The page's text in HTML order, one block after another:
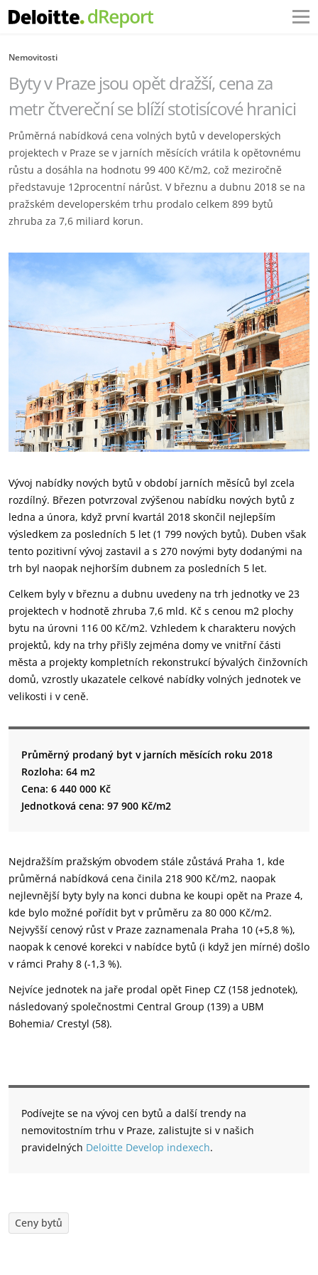
Nemovitosti
Byty v Praze jsou opět dražší, cena za
metr čtvereční se blíží stotisícové hranici
Průměrná nabídková cena volných bytů v developerských
projektech v Praze se v jarních měsících vrátila k opětovnému
růstu a dosáhla na hodnotu 99 400 Kč/m2, což meziročně
představuje 12procentní nárůst. V březnu a dubnu 2018 se na
pražském developerském trhu prodalo celkem 899 bytů
zhruba za 7,6 miliard korun.
Vývoj nabídky nových bytů v období jarních měsíců byl zcela
rozdílný. Březen potvrzoval zvýšenou nabídku nových bytů z
ledna a února, když první kvartál 2018 skončil nejlepším
výsledkem za posledních 5 let (1 799 nových bytů). Duben však
tento pozitivní vývoj zastavil a s 270 novými byty dodanými na
trh byl naopak nejhorším dubnem za posledních 5 let.
Celkem byly v březnu a dubnu uvedeny na trh jednotky ve 23
projektech v hodnotě zhruba 7,6 mld. Kč s cenou m2 plochy
bytu na úrovni 116 00 Kč/m2. Vzhledem k charakteru nových
projektů, kdy na trhy přišly zejména domy ve vnitřní části
města a projekty kompletních rekonstrukcí bývalých činžovních
domů, vzrostly ukazatele celkové nabídky volných jednotek ve
velikosti i v ceně.
Průměrný prodaný byt v jarních měsících roku 2018
Rozloha: 64 m2
Cena: 6 440 000 Kč
Jednotková cena: 97 900 Kč/m2
Nejdražším pražským obvodem stále zůstává Praha 1, kde
průměrná nabídková cena činila 218 900 Kč/m2, naopak
nejlevnější byty byly na konci dubna ke koupi opět na Praze 4,
kde bylo možné pořídit byt v průměru za 80 000 Kč/m2.
Nejvyšší cenový růst v Praze zaznamenala Praha 10 (+5,8 %),
naopak k cenové korekci v nabídce bytů (i když jen mírné) došlo
v rámci Prahy 8 (-1,3 %).
Nejvíce jednotek na jaře prodal opět Finep CZ (158 jednotek),
následovaný společnostmi Central Group (139) a UBM
Bohemia/ Crestyl (58).
Podívejte se na vývoj cen bytů a další trendy na
nemovitostním trhu v Praze, zalistujte si v našich
pravidelných Deloitte Develop indexech.
Ceny bytů